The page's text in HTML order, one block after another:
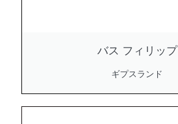
バス フィリップ
ギプスランド